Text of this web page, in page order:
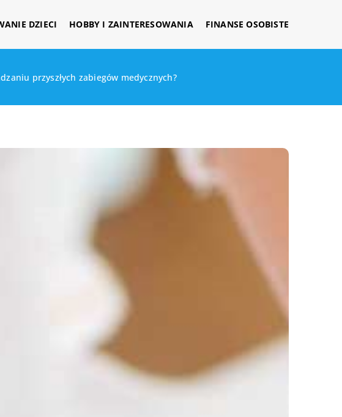
DZIECI HOBBY I ZAINTERESOWANIA FINANSE OSOBISTE
przyszłych zabiegów medycznych?